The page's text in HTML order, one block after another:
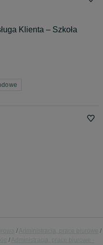
Klienta – Szkoła